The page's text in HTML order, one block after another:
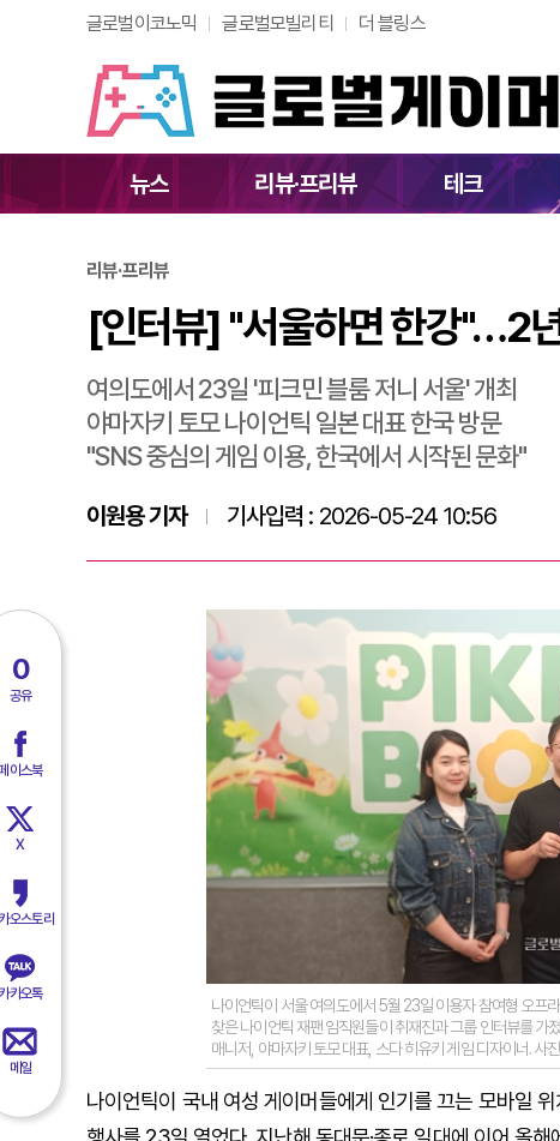
글로벌이코노믹 글로벌모빌리티 더 블링스
뉴스 리뷰·프리뷰 테크
[인터뷰] "서울하면 한
0
공유
이스북
X
오스토리
카오톡
메일
리뷰·프리뷰
[인터뷰] "서울하면 한강"…2
여의도에서 23일 '피크민 블룸 저니 서울' 개최
야마자키 토모 나이언틱 일본 대표 한국 방문
"SNS 중심의 게임 이용, 한국에서 시작된 문화"
이원용 기자 기사입력 : 2026-05-24 10:56
나이언틱이 서울 여의도에서 5월 23일 이용자 참여형 오프
찾은 나이언틱 재팬 임직원들이 취재진과 그룹 인터뷰를 가
매니저, 야마자키 토모 대표, 스다 히유키 게임 디자이너. 사
나이언틱이 국내 여성 게이머들에게 인기를 끄는 모바일